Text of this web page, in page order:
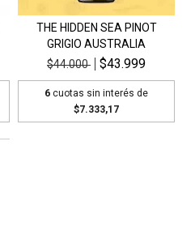
THE HIDDEN SEA PINOT
GRIGIO AUSTRALIA
$44.000
$43.999
6 cuotas sin interés de
$7.333,17